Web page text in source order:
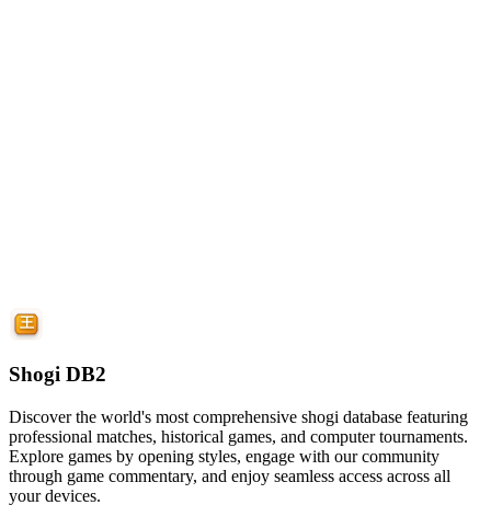
Shogi DB2
Discover the world's most comprehensive shogi database featuring
professional matches, historical games, and computer tournaments.
Explore games by opening styles, engage with our community
through game commentary, and enjoy seamless access across all
your devices.